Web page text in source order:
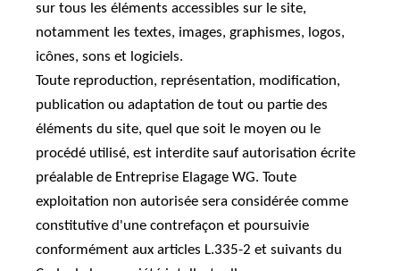
sur tous les éléments accessibles sur le site,
notamment les textes, images, graphismes, logos,
icônes, sons et logiciels.
Toute reproduction, représentation, modification,
publication ou adaptation de tout ou partie des
éléments du site, quel que soit le moyen ou le
procédé utilisé, est interdite sauf autorisation écrite
préalable de Entreprise Elagage WG. Toute
exploitation non autorisée sera considérée comme
constitutive d'une contrefaçon et poursuivie
conformément aux articles L.335-2 et suivants du